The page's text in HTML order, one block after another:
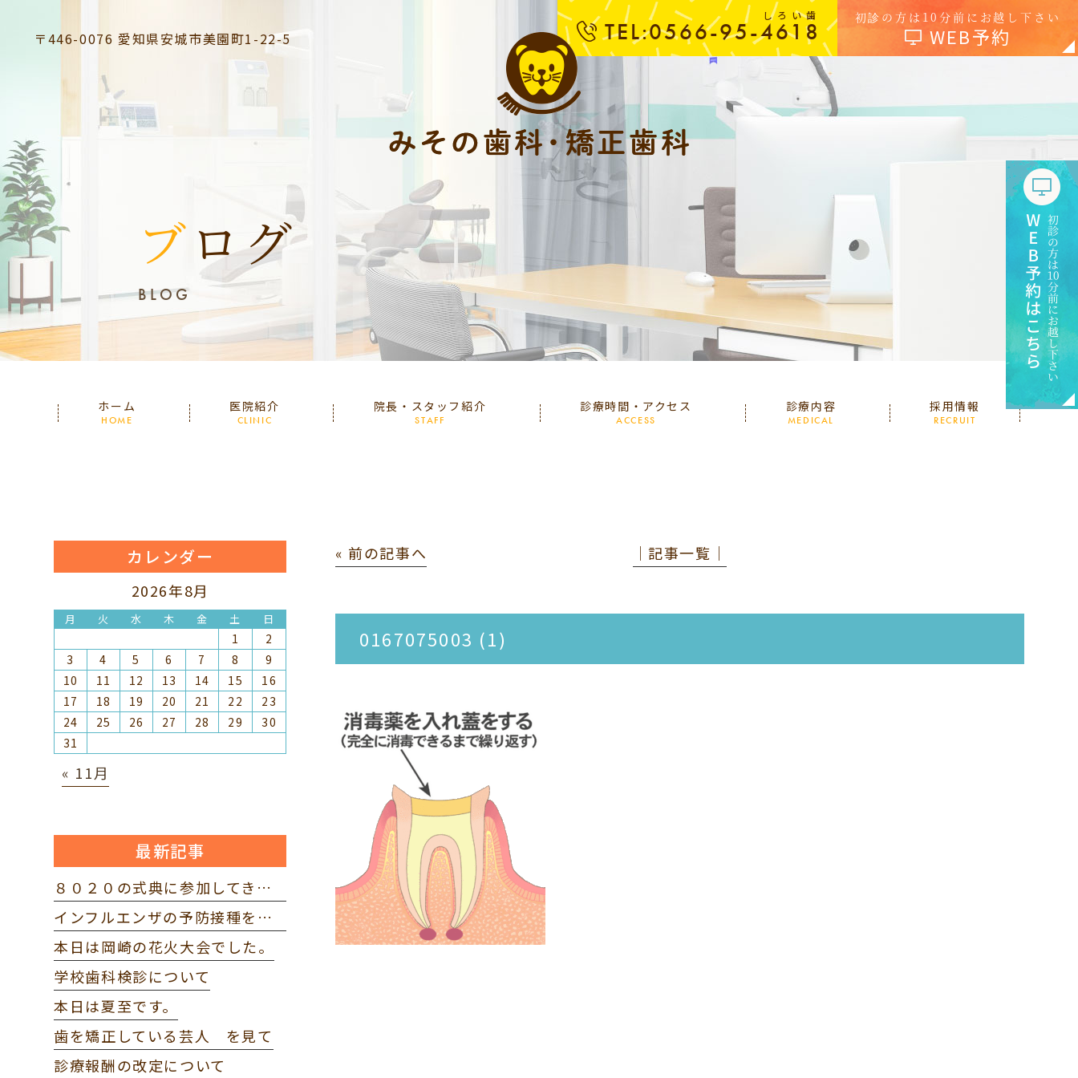
〒446-0076 愛知県安城市美園町1-22-5
しろい歯
TEL:0566-95-4618
初診の方は10分前にお越し下さい
WEB予約
ブログ
BLOG
ホーム
HOME
医院紹介
CLINIC
院長・スタッフ紹介
STAFF
診療時間・アクセス
ACCESS
診療内容
MEDICAL
採用情報
RECRUIT
« 前の記事へ │記事一覧│
0167075003 (1)
カレンダー
2026年8月
月 火 水 木 金 土 日
1
2
3
4 5 6 7 8
9
10
11 12 13 14 15
16
17
18 19 20 21 22
23
24
25 26 27 28 29
30
31
« 11月
最新記事
８０２０の式典に参加してきました。
インフルエンザの予防接種を打ってきました。
本日は岡崎の花火大会でした。
学校歯科検診について
本日は夏至です。
歯を矯正している芸人 を見て
診療報酬の改定について